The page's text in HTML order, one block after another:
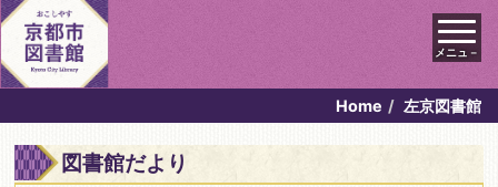
メニュ－
Home 左京図書館
図書館だより